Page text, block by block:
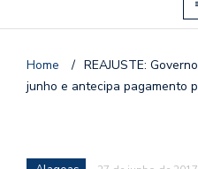
Home / REAJUSTE:
junho e antecipa pagamento